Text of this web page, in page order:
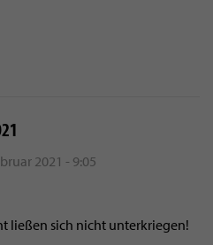
2021 - 9:05
ließen sich nicht unterkriegen!